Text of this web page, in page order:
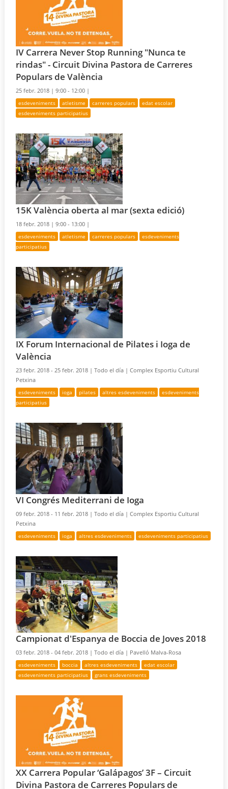
IV Carrera Never Stop Running "Nunca te
rindas" - Circuit Divina Pastora de Carreres
Populars de València
25 febr. 2018 |9:00 - 12:00 |
esdeveniments atletisme carreres populars
edat escolar
esdeveniments participatius
15K València oberta al mar (sexta edició)
18 febr. 2018 |9:00 - 13:00 |
esdeveniments atletisme carreres populars
esdeveniments
participatius
IX Forum Internacional de Pilates i Ioga de
València
23 febr. 2018 - 25 febr. 2018 |Todo el día |Complex Esportiu Cultural
Petxina
esdeveniments ioga pilates altres esdeveniments
esdeveniments
participatius
VI Congrés Mediterrani de Ioga
09 febr. 2018 - 11 febr. 2018 |Todo el día |Complex Esportiu Cultural
Petxina
esdeveniments ioga altres esdeveniments esdeveniments participatius
Campionat d'Espanya de Boccia de Joves 2018
03 febr. 2018 - 04 febr. 2018 |Todo el día | Pavelló Malva-Rosa
esdeveniments boccia altres esdeveniments
edat escolar
esdeveniments participatius
grans esdeveniments
XX Carrera Popular ‘Galápagos’ 3F – Circuit
Divina Pastora de Carreres Populars de